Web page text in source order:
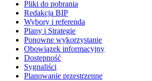
Pliki do pobrania
Redakcja BIP
Wybory i referenda
Plany i Strategie
Ponowne wykorzystanie
Obowiązek informacyjny
Dostępność
Sygnaliści
Planowanie przestrzenne